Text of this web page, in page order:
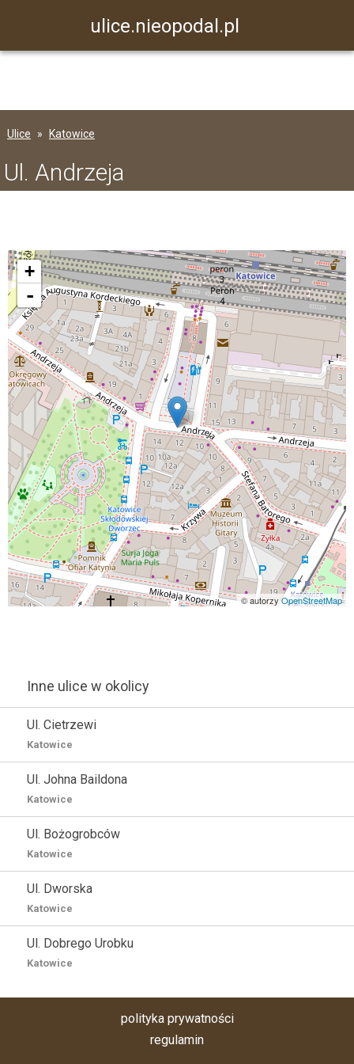
ulice.nieopodal.pl
Ulice Katowice
Ul. Andrzeja
+
-
© autorzyOpenStreetMap
Inne ulice w okolicy
Ul. Cietrzewi
Katowice
Ul. Johna Baildona
Katowice
Ul. Bożogrobców
Katowice
Ul. Dworska
Katowice
Ul. Dobrego Urobku
Katowice
polityka prywatności
regulamin